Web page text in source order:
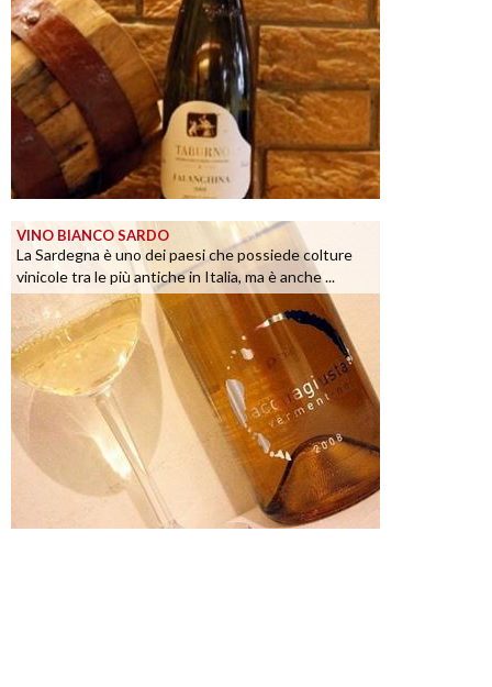
VINO BIANCO SARDO
La Sardegna è uno dei paesi che possiede colture
vinicole tra le più antiche in Italia, ma è anche ...